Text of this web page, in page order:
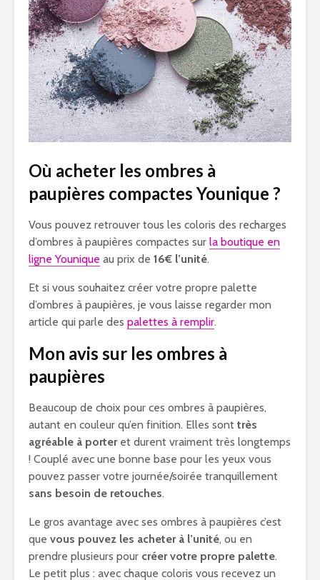
Où acheter les ombres à
paupières compactes Younique ?
Vous pouvez retrouver tous les coloris des recharges
d’ombres à paupières compactes sur la boutique en
ligne Younique au prix de 16€ l’unité.
Et si vous souhaitez créer votre propre palette
d’ombres à paupières, je vous laisse regarder mon
article qui parle des palettes à remplir.
Mon avis sur les ombres à
paupières
Beaucoup de choix pour ces ombres à paupières,
autant en couleur qu’en finition. Elles sont très
agréable à porteret durent vraiment très longtemps
! Couplé avec une bonne base pour les yeux vous
pouvez passer votre journée/soirée tranquillement
sans besoin de retouches.
Le gros avantage avec ses ombres à paupières c’est
que vous pouvez les acheter à l’unité, ou en
prendre plusieurs pour créer votre propre palette.
Le petit plus : avec chaque coloris vous recevez un